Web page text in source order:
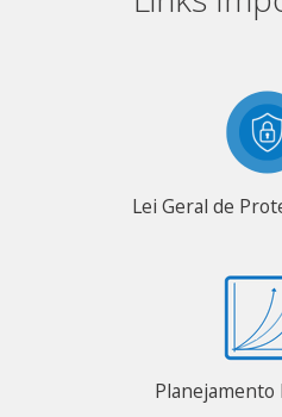
Lei Geral de
Planejamento